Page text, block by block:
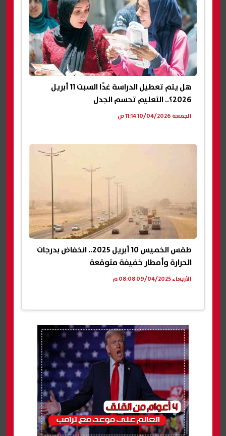
هل يتم تعطيل الدراسة غدًا السبت 11 أبريل
2026؟.. التعليم تحسم الجدل
الجمعة 10/04/2026 11:14 ص
طقس الخميس 10 أبريل 2025.. انخفاض بدرجات
الحرارة وأمطار خفيفة متوقعة
الأربعاء 09/04/2025 08:08 م